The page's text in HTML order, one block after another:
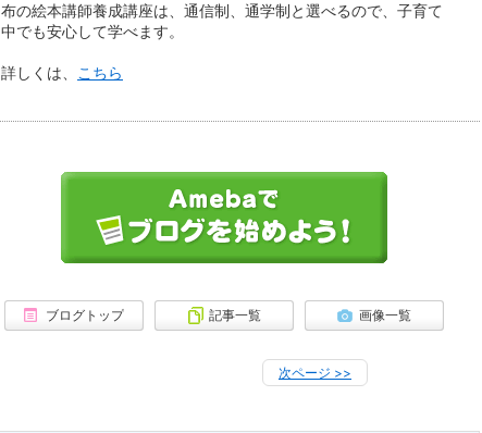
布の絵本講師養成講座は、通信制、通学制と選べるので、子育て
中でも安心して学べます。
詳しくは、 こちら
ブログトップ 記事一覧 画像一覧
次ページ >>